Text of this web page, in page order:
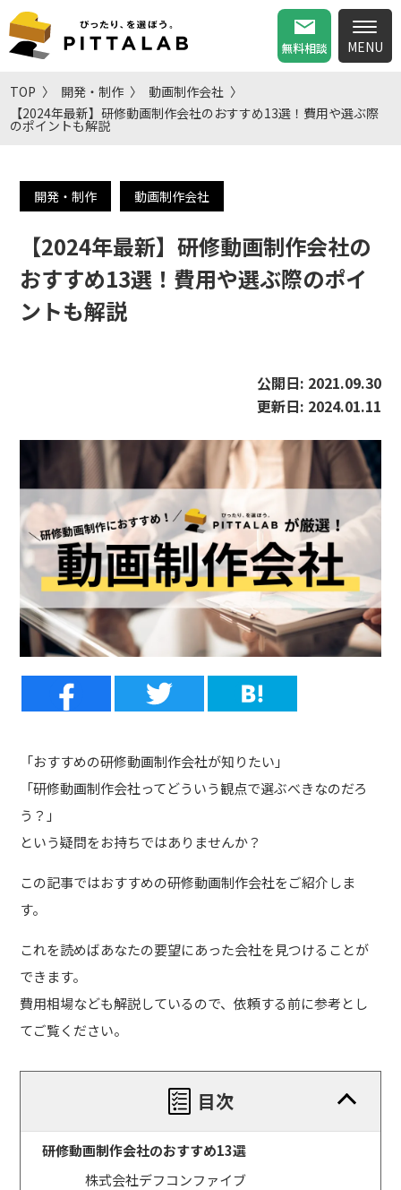
無料相談
TOP 開発・制作
動画制作会社
【2024年最新】研修動画制作会社のおすすめ13選！費用や選ぶ際
のポイントも解説
開発・制作 動画制作会社
【2024年最新】研修動画制作会社の
おすすめ13選！費用や選ぶ際のポイ
ントも解説
公開日: 2021.09.30
更新日: 2024.01.11
「おすすめの研修動画制作会社が知りたい」
「研修動画制作会社ってどういう観点で選ぶべきなのだろ
う？」
という疑問をお持ちではありませんか？
この記事ではおすすめの研修動画制作会社をご紹介しま
す。
これを読めばあなたの要望にあった会社を見つけることが
できます。
費用相場なども解説しているので、依頼する前に参考とし
てご覧ください。
目次
研修動画制作会社のおすすめ13選
株式会社デフコンファイブ